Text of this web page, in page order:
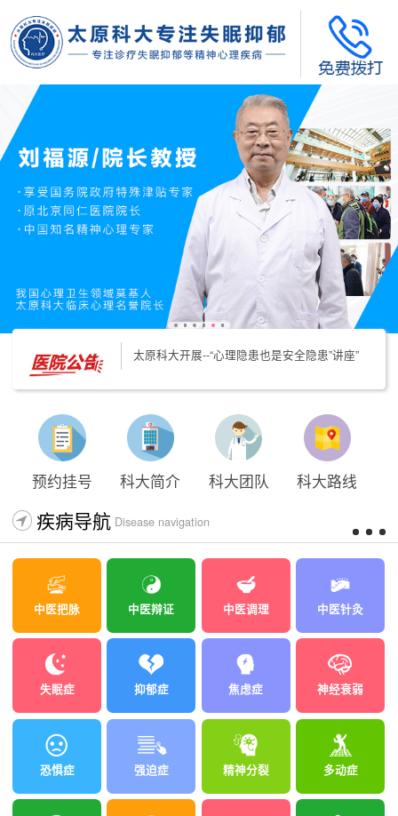
太原科大开展--“心理隐患也是安全隐患”讲座”
预约挂号 科大简介 科大团队 科大路线
疾病导航 Disease navigation
中医把脉 中医辩证 中医调理 中医针灸
失眠症 抑郁症 焦虑症 神经衰弱
恐惧症 强迫症 精神分裂 多动症